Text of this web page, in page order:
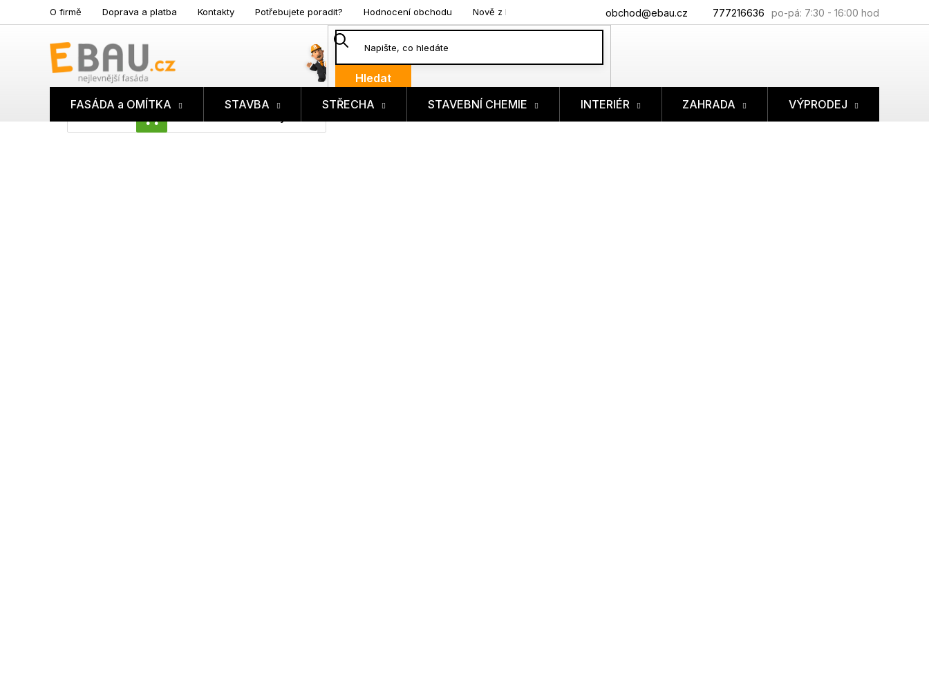
na
777216636
obchod@ebau.cz
O firmě Doprava a platba Kontakty Potřebujete poradit? Hodnocení obchodu Nově z blogu
Hledat
NÁKUPNÍ
FASÁDA a OMÍTKA STAVBA STŘECHA STAVEBNÍ CHEMIE INTERIÉR ZAHRADA VÝPRODEJ